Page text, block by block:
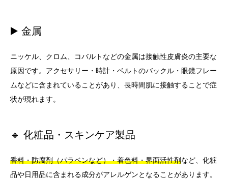
▶️ 金属
ニッケル、クロム、コバルトなどの金属は接触性皮膚炎の主要な
原因です。アクセサリー・時計・ベルトのバックル・眼鏡フレー
ムなどに含まれていることがあり、長時間肌に接触することで症
状が現れます。
🔹 化粧品・スキンケア製品
香料・防腐剤（パラベンなど）・着色料・界面活性剤など、化粧
品や日用品に含まれる成分がアレルゲンとなることがあります。